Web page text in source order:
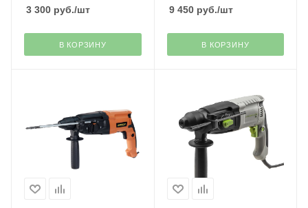
3 300 руб./шт
В КОРЗИНУ
9 450руб./шт
В КОРЗИНУ